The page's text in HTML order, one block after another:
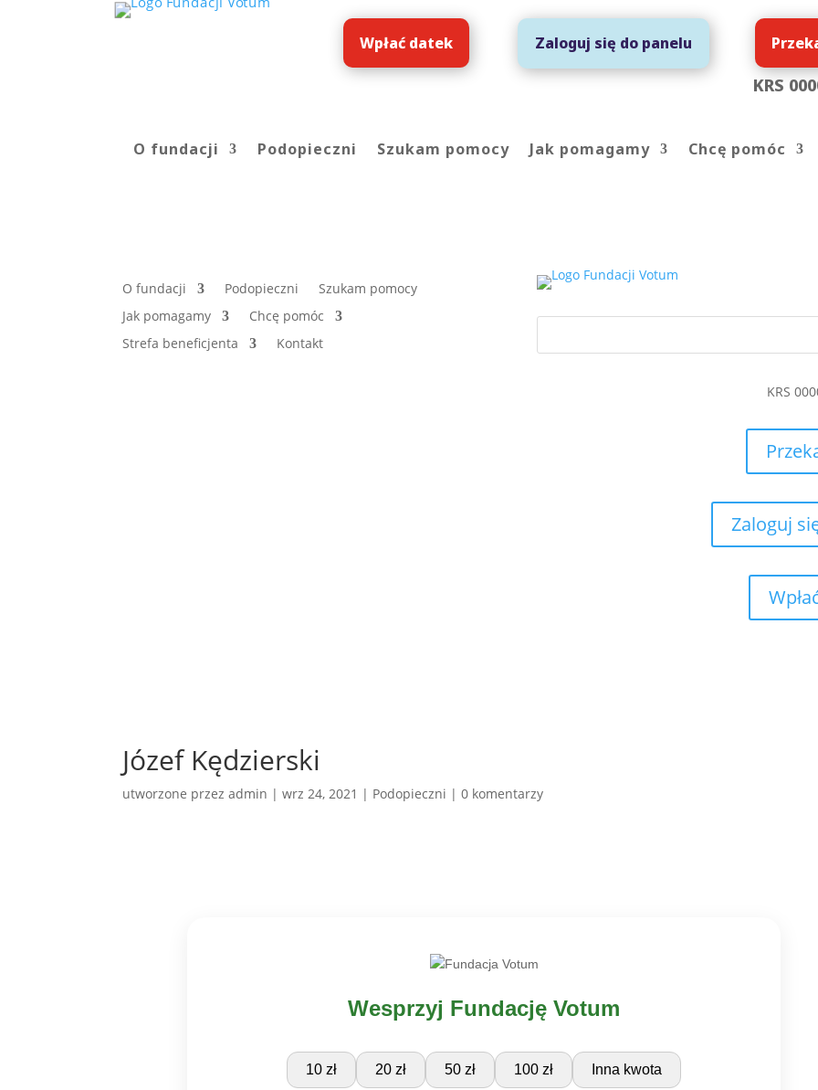
Wpłać datek Zaloguj się do panelu
KRS
O fundacji Podopieczni Szukam pomocy Jak pomagamy Chcę pomóc
O fundacji Podopieczni
Szukam pomocy
Jak pomagamy
Chcę pomóc
Strefa beneficjenta
Kontakt
KRS
Zaloguj
Józef Kędzierski
utworzone przezadmin |wrz 24, 2021 | Podopieczni |0 komentarzy
Wesprzyj Fundację Votum
10 zł 20 zł 50 zł 100 zł Inna kwota